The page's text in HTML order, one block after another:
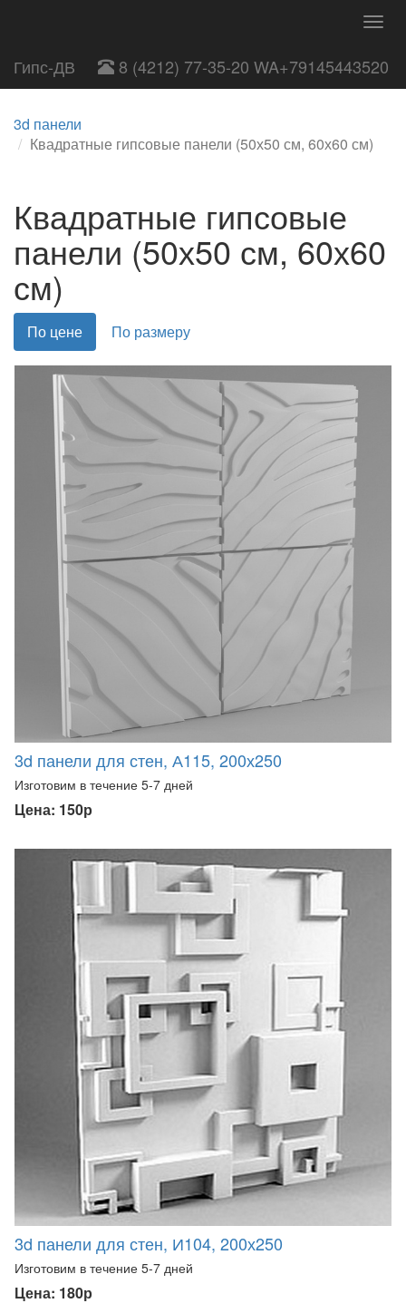
Гипс-ДВ 8 (4212) 77-35-20 WA+79145443520
3d панели
Квадратные гипсовые панели (50х50 см, 60х60 см)
Квадратные гипсовые
панели (50х50 см, 60х60
см)
По цене По размеру
3d панели для стен, А115, 200х250
Изготовим в течение 5-7 дней
Цена: 150р
3d панели для стен, И104, 200х250
Изготовим в течение 5-7 дней
Цена: 180р